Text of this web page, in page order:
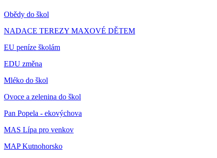
Obědy do škol
NADACE TEREZY MAXOVÉ DĚTEM
EU peníze školám
EDU změna
Mléko do škol
Ovoce a zelenina do škol
Pan Popela - ekovýchova
MAS Lípa pro venkov
MAP Kutnohorsko